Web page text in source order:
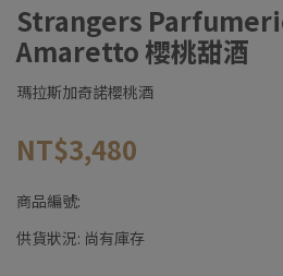
Strangers
Amaretto 櫻桃甜酒
瑪拉斯加奇諾櫻桃酒
NT$3,480
商品編號:
供貨狀況: 尚有庫存